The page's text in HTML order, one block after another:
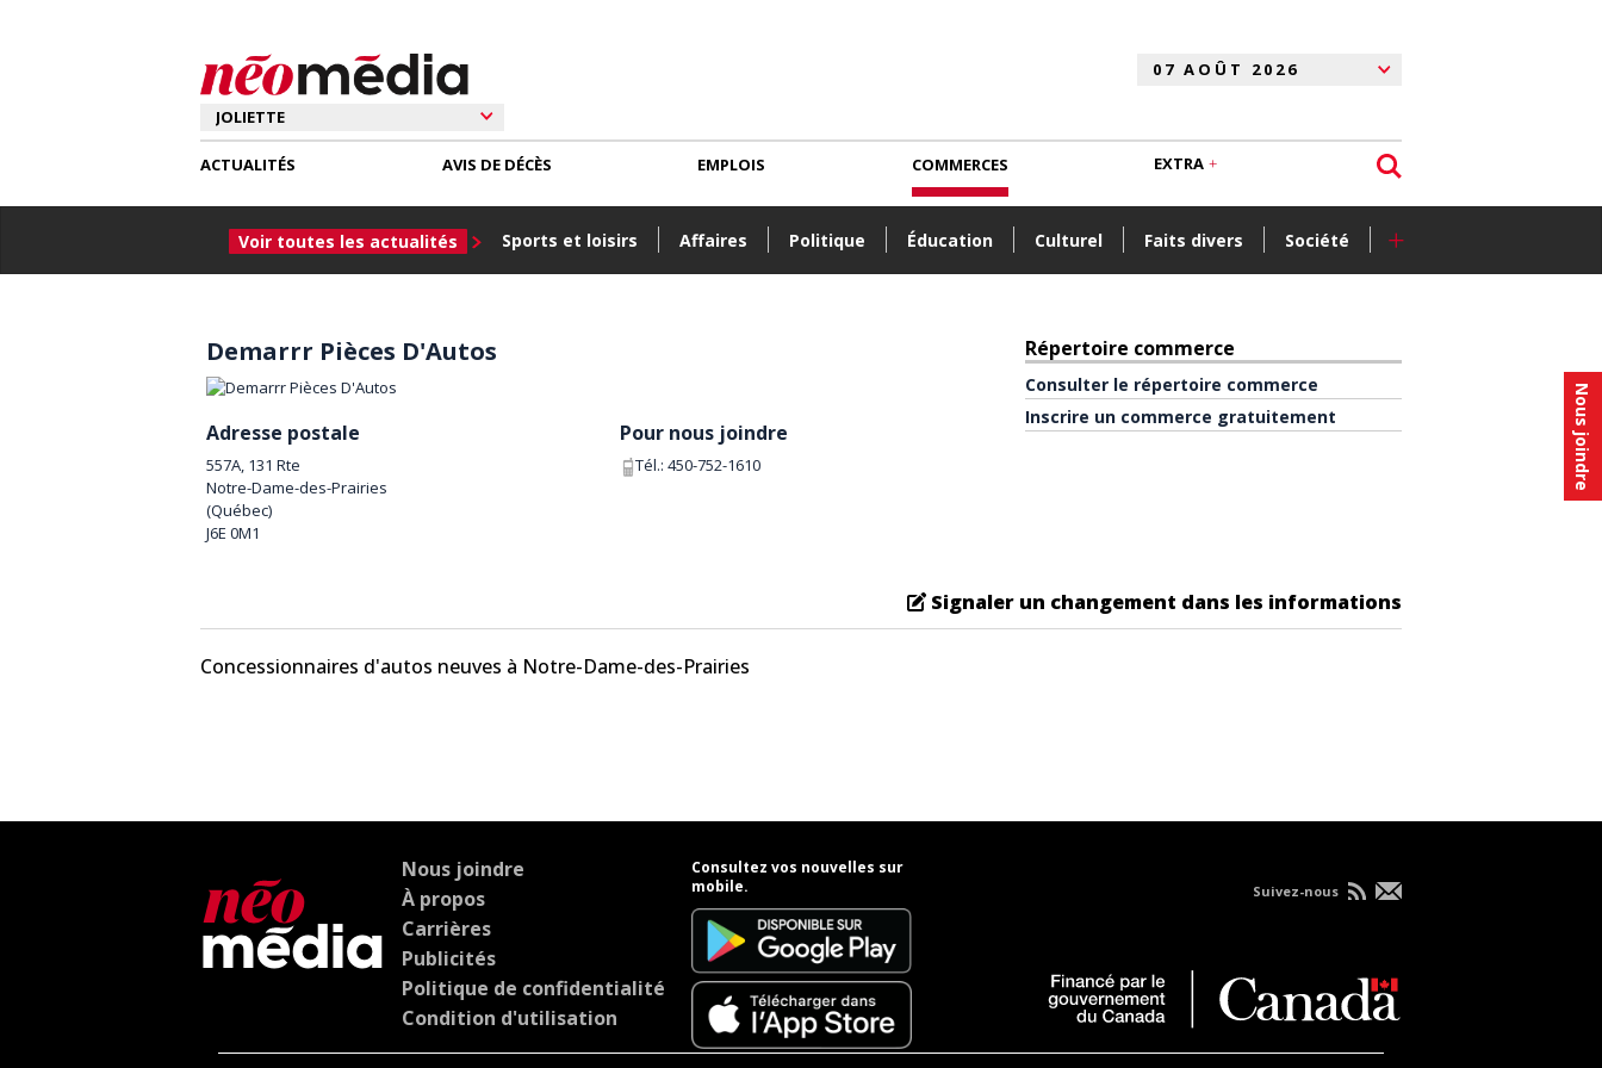
Nous joindre
ACTUALITÉS
Voir toutes les actualités Sports et loisirs Affaires Politique Éducation Culturel Faits divers Société +
AVIS DE DÉCÈS EMPLOIS COMMERCES EXTRA
Demarrr Pièces D'Autos
Adresse postale
557A, 131 Rte
Notre-Dame-des-Prairies
(Québec)
J6E 0M1
Pour nous joindre
Tél.: 450-752-1610
Répertoire commerce
Consulter le répertoire commerce
Inscrire un commerce gratuitement
Signaler un changement dans les informations
Concessionnaires d'autos neuves à Notre-Dame-des-Prairies
Nous joindre
À propos
Carrières
Publicités
Politique de confidentialité
Condition d'utilisation
Consultez vos nouvelles sur
mobile.
Suivez-nous